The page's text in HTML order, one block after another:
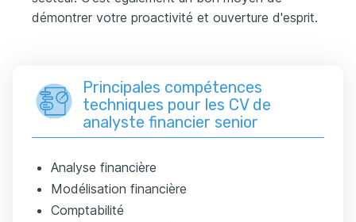
démontrer votre proactivité et ouverture d'esprit.
Principales compétences
techniques pour les CV de
analyste financier senior
Analyse financière
Modélisation financière
Comptabilité